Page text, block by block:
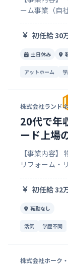
ーム事業（自社プロダク
「
～」というミ
初任給 30
土日休み
アットホーム
株式会社ランド
20代で年
ード上場
【事業内容】
リフォーム・
社の成長の原
VR、AIの活用
初任給 32
転勤なし
活気 学歴不問
株式会社ホーク